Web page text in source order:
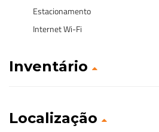
Estacionamento
Internet Wi-Fi
Inventário
Localização